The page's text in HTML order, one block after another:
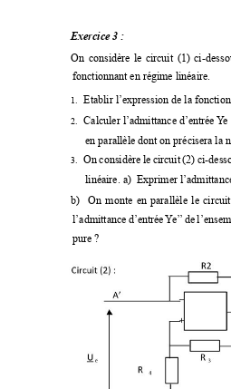
Exercice 3 :
On considère le circuit (1) ci-
fonctionnant en régime linéaire.
1. Etablir l’expression de la
2. Calculer l’admittance d’entrée Ye
en parallèle dont on précisera la
3. On considère le circuit (2) ci-
linéaire. a)  Exprimer
b) On monte en parallèle le circuit
l’admittance d’entrée Ye’’ de
pure ?